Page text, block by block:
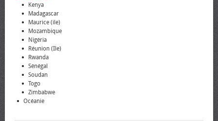
Kenya
Madagascar
Maurice (ile)
Mozambique
Nigéria
Réunion (Ile)
Rwanda
Sénégal
Soudan
Togo
Zimbabwe
Océanie